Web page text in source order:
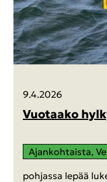
9.4.2026
Vuo­taa­ko
Ajan­koh­tais­ta,
poh­jas­sa lepää